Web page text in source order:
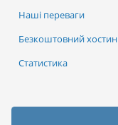
Наші переваги
Безкоштовний
Статистика